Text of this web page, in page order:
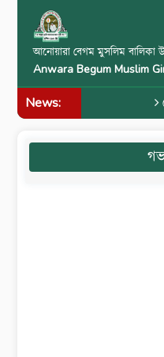
আনোয়ারা বেগম মুসলিম বালিকা
Anwara Begum Muslim
News: